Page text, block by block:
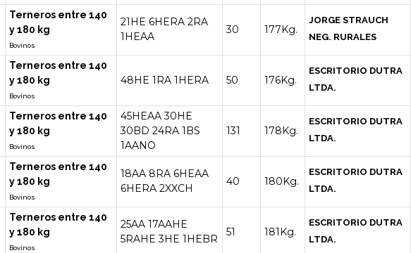
Terneros entre 140
y 180 kg
Bovinos
21HE 6HERA 2RA
1HEAA
30 177Kg.
JORGE STRAUCH
NEG. RURALES
Terneros entre 140
y 180 kg
Bovinos
48HE 1RA 1HERA 50 176Kg.
ESCRITORIO DUTRA
LTDA.
Terneros entre 140
y 180 kg
Bovinos
45HEAA30HE
30BD 24RA 1BS
1AANO
131 178Kg.
ESCRITORIO DUTRA
LTDA.
Terneros entre 140
y 180 kg
Bovinos
18AA 8RA 6HEAA
6HERA 2XXCH
40 180Kg.
ESCRITORIO DUTRA
LTDA.
Terneros entre 140
y 180 kg
Bovinos
25AA 17AAHE
5RAHE3HE 1HEBR
51 181Kg.
ESCRITORIO DUTRA
LTDA.